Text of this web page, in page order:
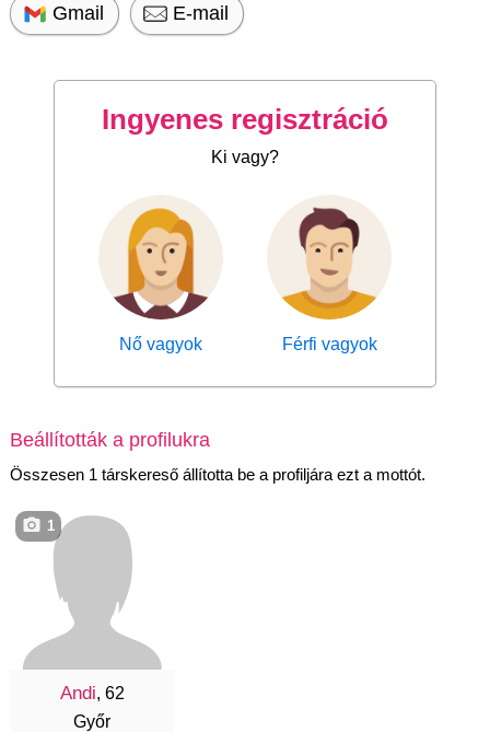
Gmail E-mail
Ingyenes regisztráció
Ki vagy?
Nő vagyok Férfi vagyok
Beállították a profilukra
Összesen 1 társkereső állította be a profiljára ezt a mottót.
Andi, 62
Győr
1